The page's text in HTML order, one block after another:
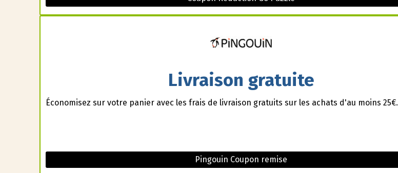
Livraison gratuite
Économisez sur votre panier avec les frais de livraison gratuits sur les achats d'au moins 25€.
Pingouin Coupon remise